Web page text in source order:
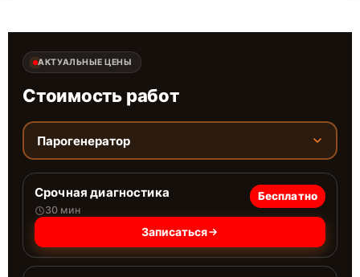
АКТУАЛЬНЫЕ ЦЕНЫ
Стоимость работ
Парогенератор
Срочная диагностика
30 мин
Бесплатно
Записаться